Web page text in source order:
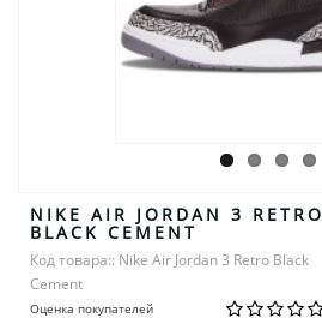
NIKE AIR JORDAN 3 RETRO
BLACK CEMENT
Код товара:: Nike Air Jordan 3 Retro Black
Cement
Оценка покупателей